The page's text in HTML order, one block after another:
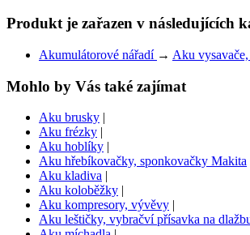
Produkt je zařazen v následujících
Akumulátorové nářadí → Aku
Mohlo by Vás také zajímat
Aku brusky |
Aku frézky |
Aku hoblíky |
Aku hřebíkovačky, sponkovačky Makita
Aku kladiva |
Aku koloběžky |
Aku kompresory, vývěvy |
Aku leštičky, vybračví přísavka na